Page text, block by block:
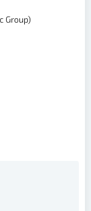
Group)